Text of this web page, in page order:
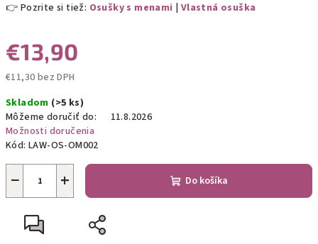
👉 Pozrite si tiež: Osušky s menami Vlastná osuška
€13,90
€11,30 bez DPH
cena:
Skladom (>5 ks)
Môžeme doručiť do:
11.8.2026
Možnosti doručenia
Kód: LAW-OS-OM002
+
− Do košíka